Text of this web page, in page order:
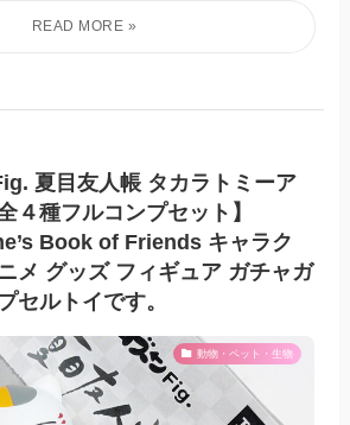
夏目友人帳 タカラトミーア
４種フルコンプセット】
Book of Friends キャラク
メ グッズ フィギュア ガチャガ
セルトイです。
動物・ペット・生物